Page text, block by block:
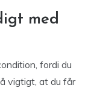
med
fordi du
vigtigt, at du får